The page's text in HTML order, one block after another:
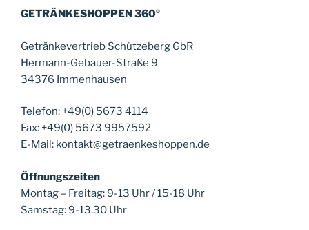
GETRÄNKESHOPPEN 360º
Getränkevertrieb Schützeberg GbR
Hermann-Gebauer-Straße 9
34376 Immenhausen
Telefon: +49(0) 5673 4114
Fax: +49(0) 5673 9957592
E-Mail: kontakt@getraenkeshoppen.de
Öffnungszeiten
Montag – Freitag: 9-13 Uhr / 15-18 Uhr
Samstag: 9-13.30 Uhr